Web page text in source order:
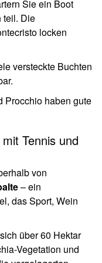
Sie ein Boot
teil. Die
locken
versteckte Buchten
Procchio haben gute
Tennis und
von
– ein
das Sport, Wein
über 60 Hektar
Vegetation und